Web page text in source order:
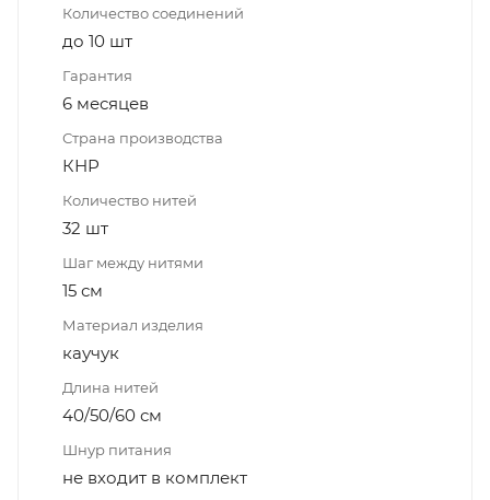
Количество соединений
до 10 шт
Гарантия
6 месяцев
Страна производства
КНР
Количество нитей
32 шт
Шаг между нитями
15 см
Материал изделия
каучук
Длина нитей
40/50/60 см
Шнур питания
не входит в комплект